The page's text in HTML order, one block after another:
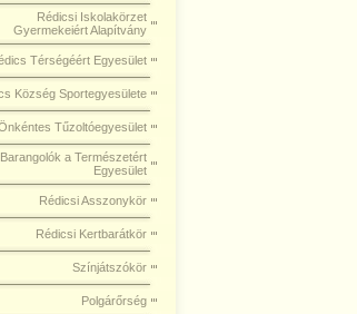
Rédicsi Iskolakörzet
Gyermekeiért Alapítvány
Térségéért Egyesület
Község Sportegyesülete
Tűzoltóegyesület
Barangolók a Természetért
Egyesület
Rédicsi Asszonykör
Rédicsi Kertbarátkör
Színjátszókör
Polgárőrség